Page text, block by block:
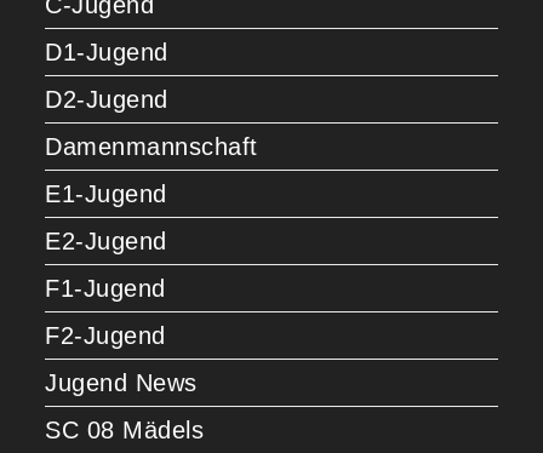
D1-Jugend
D2-Jugend
Damenmannschaft
E1-Jugend
E2-Jugend
F1-Jugend
F2-Jugend
Jugend News
SC 08 Mädels